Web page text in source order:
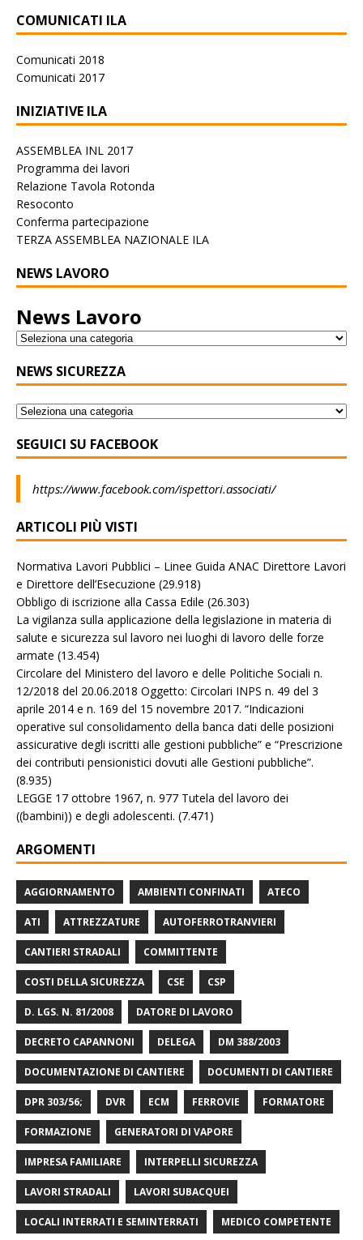
COMUNICATI ILA
Comunicati 2018
Comunicati 2017
INIZIATIVE ILA
ASSEMBLEA INL 2017
Programma dei lavori
Relazione Tavola Rotonda
Resoconto
Conferma partecipazione
TERZA ASSEMBLEA NAZIONALE ILA
NEWS LAVORO
News Lavoro
NEWS SICUREZZA
SEGUICI SU FACEBOOK
https://www.facebook.com/ispettori.associati/
ARTICOLI PIÙ VISTI
Normativa Lavori Pubblici – Linee Guida ANAC Direttore Lavori
e Direttore dell’Esecuzione (29.918)
Obbligo di iscrizione alla Cassa Edile (26.303)
La vigilanza sulla applicazione della legislazione in materia di
salute e sicurezza sul lavoro nei luoghi di lavoro delle forze
armate (13.454)
Circolare del Ministero del lavoro e delle Politiche Sociali n.
12/2018 del 20.06.2018 Oggetto: Circolari INPS n. 49 del 3
aprile 2014 e n. 169 del 15 novembre 2017. “Indicazioni
operative sul consolidamento della banca dati delle posizioni
assicurative degli iscritti alle gestioni pubbliche” e “Prescrizione
dei contributi pensionistici dovuti alle Gestioni pubbliche”.
(8.935)
LEGGE 17 ottobre 1967, n. 977 Tutela del lavoro dei
((bambini)) e degli adolescenti. (7.471)
ARGOMENTI
AGGIORNAMENTO AMBIENTI CONFINATI ATECO
ATI ATTREZZATURE AUTOFERROTRANVIERI
CANTIERI STRADALI COMMITTENTE
COSTI DELLA SICUREZZA CSE CSP
D. LGS. N. 81/2008 DATORE DI LAVORO
DECRETO CAPANNONI DELEGA DM 388/2003
DOCUMENTAZIONE DI CANTIERE DOCUMENTI DI CANTIERE
DPR 303/56; DVR ECM FERROVIE FORMATORE
FORMAZIONE GENERATORI DI VAPORE
IMPRESA FAMILIARE INTERPELLI SICUREZZA
LAVORI STRADALI LAVORI SUBACQUEI
LOCALI INTERRATI E SEMINTERRATI MEDICO COMPETENTE